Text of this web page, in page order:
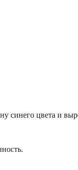
синего цвета и